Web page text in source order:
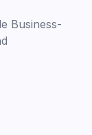
Business-